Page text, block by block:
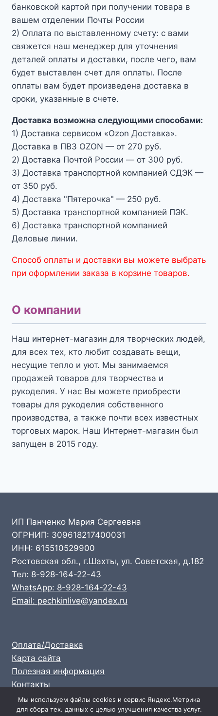
банковской картой при получении товара в
вашем отделении Почты России
2) Оплата по выставленному счету: с вами
свяжется наш менеджер для уточнения
деталей оплаты и доставки, после чего, вам
будет выставлен счет для оплаты. После
оплаты вам будет произведена доставка в
сроки, указанные в счете.
Доставка возможна следующими способами:
1) Доставка сервисом «Ozon Доставка».
Доставка в ПВЗ OZON — от 270 руб.
2) Доставка Почтой России — от 300 руб.
3) Доставка транспортной компанией СДЭК —
от 350 руб.
4) Доставка "Пятерочка" — 250 руб.
5) Доставка транспортной компанией ПЭК.
6) Доставка транспортной компанией
Деловые линии.
Способ оплаты и доставки вы можете выбрать
при оформлении заказа в корзине товаров.
О компании
Наш интернет-магазин для творческих людей,
для всех тех, кто любит создавать вещи,
несущие тепло и уют. Мы занимаемся
продажей товаров для творчества и
рукоделия. У нас Вы можете приобрести
товары для рукоделия собственного
производства, а также почти всех известных
торговых марок. Наш Интернет-магазин был
запущен в 2015 году.
ИП Панченко Мария Сергеевна
ОГРНИП: 309618217400031
ИНН: 615510529900
Ростовская обл., г.Шахты, ул. Советская, д.182
Тел: 8-928-164-22-43
WhatsApp: 8-928-164-22-43
Email: pechkinlive@yandex.ru
Оплата/Доставка
Карта сайта
Полезная информация
Контакты
Личный кабинет
Опт: 8-928-164-22-43
Мы используем файлы cookies и сервис Яндекс.Метрика
для сбора тех. данных с целью улучшения качества услуг.